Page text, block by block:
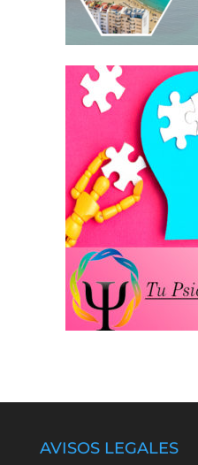
AVISOS LEGALES